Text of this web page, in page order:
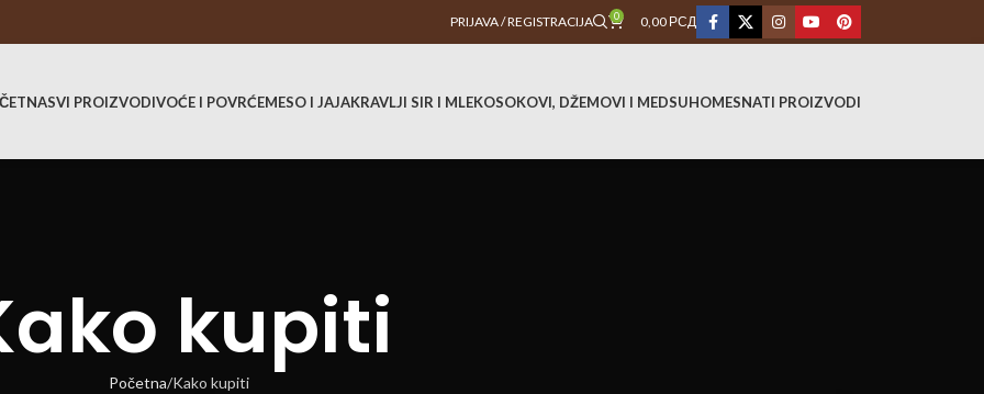
PRIJAVA / REGISTRACIJA 0 0,00 РСД
SVI PROIZVODIVOĆE I POVRĆEMESO I JAJAKRAVLJI SIR I MLEKOSOKOVI, DŽEMOVI I MEDSUHOMESNATI PROIZVODI
kupiti
Početna Kako kupiti